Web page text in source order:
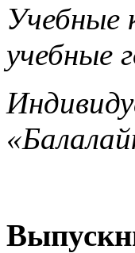
Учебные
учебные